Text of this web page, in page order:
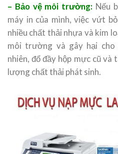
– Bảo vệ môi trường: Nếu
máy in của mình, việc vứt
nhiều chất thải nhựa và kim
môi trường và gây hại cho
nhiên, đổ đầy hộp mực cũ và
lượng chất thải phát sinh.